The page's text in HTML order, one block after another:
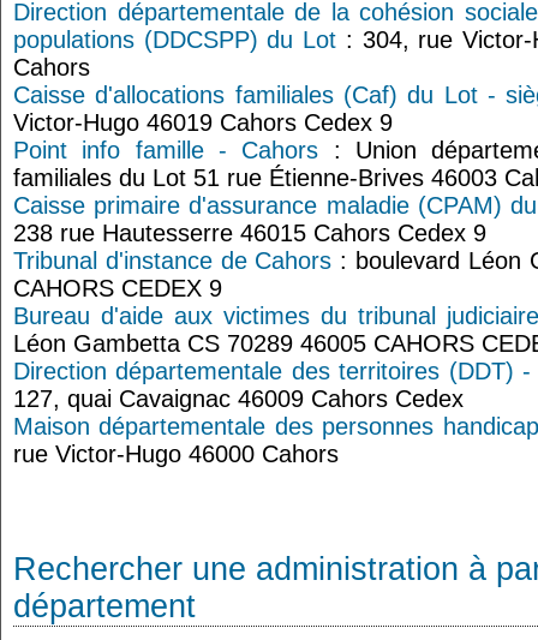
Direction départementale de la cohésion
populations (DDCSPP) du Lot : 304, rue Victor-
Cahors
Caisse d'allocations familiales (Caf) du Lot -
Victor-Hugo 46019 Cahors Cedex 9
Point info famille - Cahors : Union
familiales du Lot 51 rue Étienne-Brives 46003
Caisse primaire d'assurance maladie (CPAM)
238 rue Hautesserre 46015 Cahors Cedex 9
Tribunal d'instance de Cahors : boulevard Léon
CAHORS CEDEX 9
Bureau d'aide aux victimes du tribunal
Léon Gambetta CS 70289 46005 CAHORS
Direction départementale des territoires (DDT) -
127, quai Cavaignac 46009 Cahors Cedex
Maison départementale des personnes
rue Victor-Hugo 46000 Cahors
Rechercher une administration à
département